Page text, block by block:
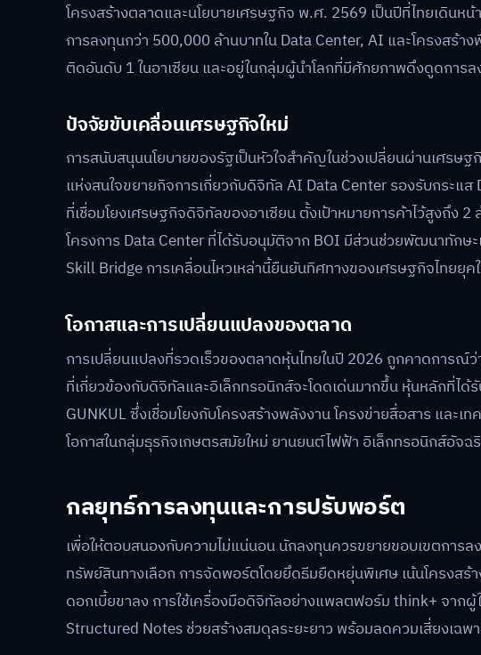
โครงสร้างตลาดและนโยบายเศรษฐกิจ พ.ศ. 2569 เป็นปีที่ไทยเดินห
การลงทุนกว่า 500,000 ล้านบาทใน Data Center, AI และโครงสร้
ติดอันดับ 1 ในอาเซียน และอยู่ในกลุ่มผู้นำโลกที่มีศักยภาพดึงดูดการ
ปัจจัยขับเคลื่อนเศรษฐกิจใหม่
การสนับสนุนนโยบายของรัฐเป็นหัวใจสำคัญในช่วงเปลี่ยนผ่านเศรษ
แห่งสนใจขยายกิจการเกี่ยวกับดิจิทัล AI Data Center รองรับกระแ
ที่เชื่อมโยงเศรษฐกิจดิจิทัลของอาเซียน ตั้งเป้าหมายการค้าไว้สูงถึง
โครงการ Data Center ที่ได้รับอนุมัติจาก BOI มีส่วนช่วยพัฒนาทักษ
Skill Bridge การเคลื่อนไหวเหล่านี้ยืนยันทิศทางของเศรษฐกิจไทยยุค
โอกาสและการเปลี่ยนแปลงของตลาด
การเปลี่ยนแปลงที่รวดเร็วของตลาดหุ้นไทยในปี 2026 ถูกคาดการณ์
ที่เกี่ยวข้องกับดิจิทัลและอิเล็กทรอนิกส์จะโดดเด่นมากขึ้น หุ้นหลักที่ได้รั
GUNKUL ซึ่งเชื่อมโยงกับโครงสร้างพลังงาน โครงข่ายสื่อสาร และเ
โอกาสในกลุ่มธุรกิจเกษตรสมัยใหม่ ยานยนต์ไฟฟ้า อิเล็กทรอนิกส์อั
กลยุทธ์การลงทุนและการปรับพอร์ต
เพื่อให้ตอบสนองกับความไม่แน่นอน นักลงทุนควรขยายขอบเขตการ
ทรัพย์สินทางเลือก การจัดพอร์ตโดยยึดธีมยืดหยุ่นพิเศษ เน้นโครงส
ดอกเบี้ยขาลง การใช้เครื่องมือดิจิทัลอย่างแพลตฟอร์ม think+ จากผู้
Structured Notes ช่วยสร้างสมดุลระยะยาว พร้อมลดควมเสี่ยงเฉพ